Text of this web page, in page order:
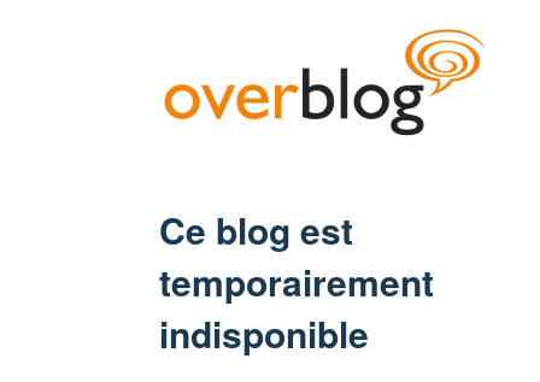
Ce blog est
temporairement
indisponible